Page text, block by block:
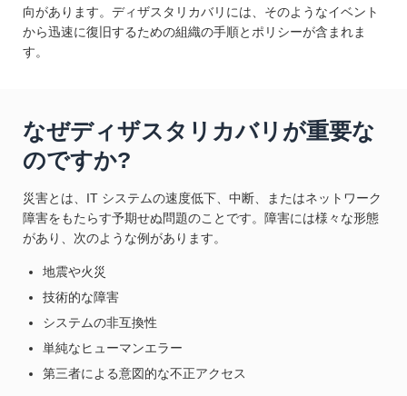
向があります。ディザスタリカバリには、そのようなイベント
から迅速に復旧するための組織の手順とポリシーが含まれま
す。
なぜディザスタリカバリが重要な
のですか?
災害とは、IT システムの速度低下、中断、またはネットワーク
障害をもたらす予期せぬ問題のことです。障害には様々な形態
があり、次のような例があります。
地震や火災
技術的な障害
システムの非互換性
単純なヒューマンエラー
第三者による意図的な不正アクセス